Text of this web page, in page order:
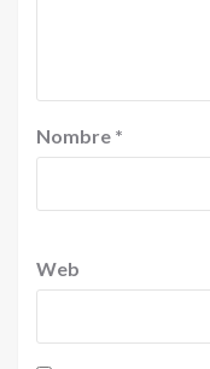
Nombre *
Web